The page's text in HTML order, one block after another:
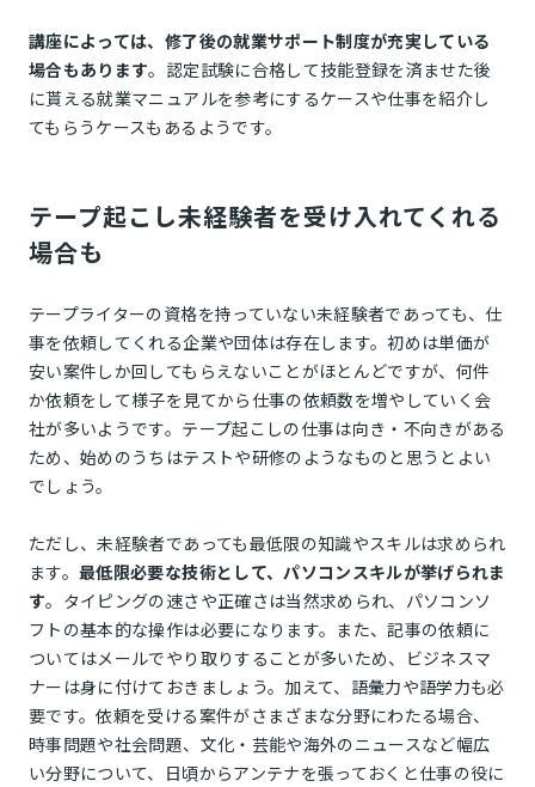
講座によっては、修了後の就業サポート制度が充実している
場合もあります。認定試験に合格して技能登録を済ませた後
に貰える就業マニュアルを参考にするケースや仕事を紹介し
てもらうケースもあるようです。
テープ起こし未経験者を受け入れてくれる
場合も
テープライターの資格を持っていない未経験者であっても、仕
事を依頼してくれる企業や団体は存在します。初めは単価が
安い案件しか回してもらえないことがほとんどですが、何件
か依頼をして様子を見てから仕事の依頼数を増やしていく会
社が多いようです。テープ起こしの仕事は向き・不向きがある
ため、始めのうちはテストや研修のようなものと思うとよい
でしょう。
ただし、未経験者であっても最低限の知識やスキルは求められ
ます。最低限必要な技術として、パソコンスキルが挙げられま
す。タイピングの速さや正確さは当然求められ、パソコンソ
フトの基本的な操作は必要になります。また、記事の依頼に
ついてはメールでやり取りすることが多いため、ビジネスマ
ナーは身に付けておきましょう。加えて、語彙力や語学力も必
要です。依頼を受ける案件がさまざまな分野にわたる場合、
時事問題や社会問題、文化・芸能や海外のニュースなど幅広
い分野について、日頃からアンテナを張っておくと仕事の役に